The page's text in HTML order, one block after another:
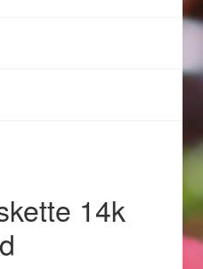
Halloween 2021
Halloween 2022
2015
14k